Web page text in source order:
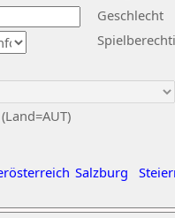
Geschlecht
Salzburg